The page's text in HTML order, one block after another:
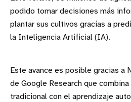
podido tomar decisiones más
plantar sus cultivos gracias a
la Inteligencia Artificial (IA).
Este avance es posible gracias a
de Google Research que
tradicional con el aprendizaje